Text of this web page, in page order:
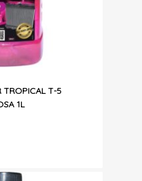
TROPICAL T-5
1L